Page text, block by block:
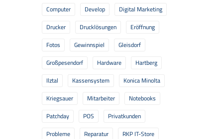
Computer
Develop
Digital Marketing
Drucker
Drucklösungen
Eröffnung
Fotos
Gewinnspiel
Gleisdorf
Großpesendorf
Hardware
Hartberg
Ilztal
Kassensystem
Konica Minolta
Kriegsauer
Mitarbeiter
Notebooks
Patchday
POS
Privatkunden
Probleme
Reparatur
RKP IT-Store